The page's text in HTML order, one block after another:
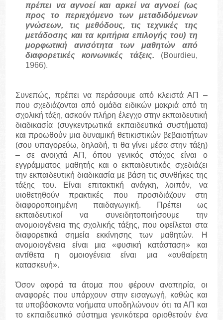
πρέπει να αγνοεί και αρκεί να αγνοεί (ως
προς το περιεχόμενο των μεταδιδόμενων
γνώσεων, τις μεθόδους, τις τεχνικές της
μετάδοσης και τα κριτήρια επιλογής του) τη
μορφωτική ανισότητα των μαθητών από
διαφορετικές κοινωνικές τάξεις. (Bourdieu,
1966).
Συνεπώς, πρέπει να περάσουμε από κλειστά ΑΠ –
που σχεδιάζονται από ομάδα ειδικών μακριά από τη
σχολική τάξη, ασκούν πλήρη έλεγχο στην εκπαιδευτική
διαδικασία (συγκεντρωτικά εκπαιδευτικά συστήματα)
και προωθούν μια δυναμική θετικιστικών βεβαιοτήτων
(σου υπαγορεύω, δηλαδή, τι θα γίνει μέσα στην τάξη)
– σε ανοιχτά ΑΠ, όπου γενικός στόχος είναι ο
εγγράμματος μαθητής και ο εκπαιδευτικός σχεδιάζει
την εκπαιδευτική διαδικασία με βάση τις συνθήκες της
τάξης του. Είναι επιτακτική ανάγκη, λοιπόν, να
υιοθετηθούν πρακτικές που προσιδιάζουν στη
διαφοροποιημένη παιδαγωγική. Πρέπει ως
εκπαιδευτικοί να συνειδητοποιήσουμε την
ανομοιογένεια της σχολικής τάξης, που οφείλεται στα
διαφορετικά σημεία εκκίνησης των μαθητών. Η
ανομοιογένεια είναι μια «φυσική κατάσταση» και
αντίθετα η ομοιογένεια είναι μια «αυθαίρετη
κατασκευή».
Όσον αφορά τα άτομα που φέρουν αναπηρία, οι
αναφορές που υπάρχουν στην εισαγωγή, καθώς και
τα υποβόσκοντα νοήματα υποδηλώνουν ότι τα ΑΠ και
το εκπαιδευτικό σύστημα γενικότερα οριοθετούν ένα